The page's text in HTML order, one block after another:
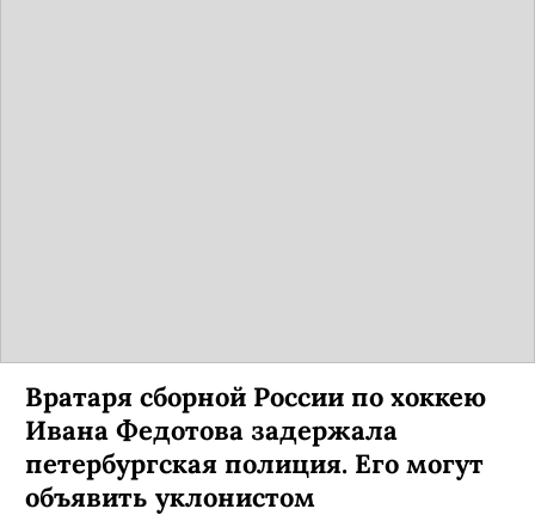
Вратаря сборной России по хоккею
Ивана Федотова задержала
петербургская полиция. Его могут
объявить уклонистом